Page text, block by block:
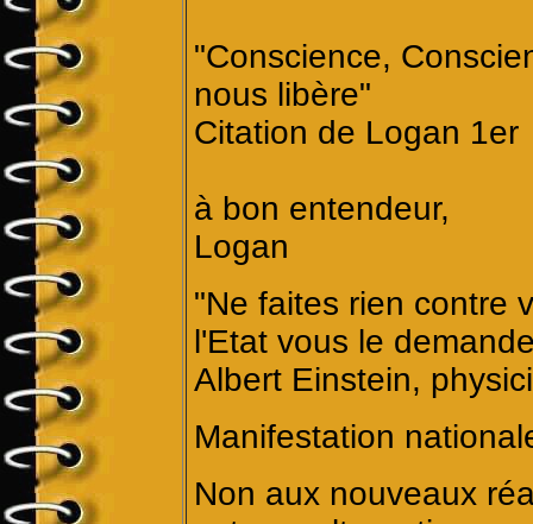
"Conscience,
nous libère"
Citation de Logan 1er
à bon entendeur,
Logan
"Ne faites rien contre
l'Etat vous le
Albert Einstein,
Manifestation
Non aux nouveaux